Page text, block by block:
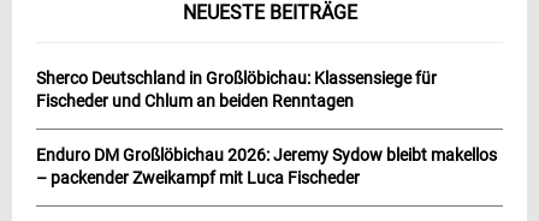
NEUESTE BEITRÄGE
Sherco Deutschland in Großlöbichau: Klassensiege für
Fischeder und Chlum an beiden Renntagen
Enduro DM Großlöbichau 2026: Jeremy Sydow bleibt makellos
– packender Zweikampf mit Luca Fischeder